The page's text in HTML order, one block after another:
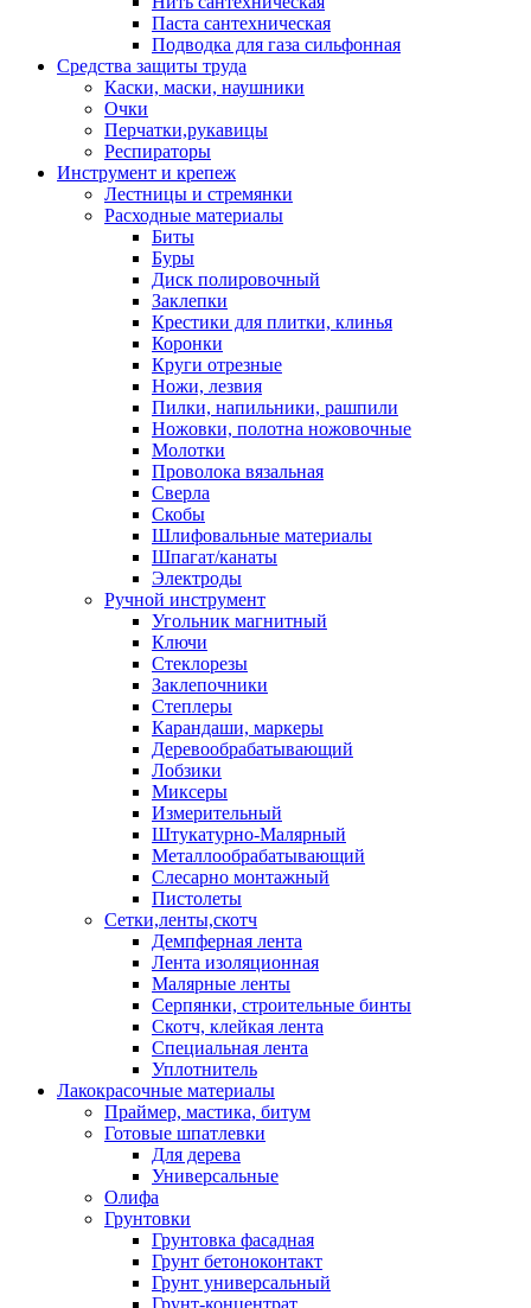
Паста сантехническая
Подводка для газа сильфонная
Средства защиты труда
Каски, маски, наушники
Очки
Перчатки,рукавицы
Респираторы
Инструмент и крепеж
Лестницы и стремянки
Расходные материалы
Биты
Буры
Диск полировочный
Заклепки
Крестики для плитки, клинья
Коронки
Круги отрезные
Ножи, лезвия
Пилки, напильники, рашпили
Ножовки, полотна ножовочные
Молотки
Проволока вязальная
Сверла
Скобы
Шлифовальные материалы
Шпагат/канаты
Электроды
Ручной инструмент
Угольник магнитный
Ключи
Стеклорезы
Заклепочники
Степлеры
Карандаши, маркеры
Деревообрабатывающий
Лобзики
Миксеры
Измерительный
Штукатурно-Малярный
Металлообрабатывающий
Слесарно монтажный
Пистолеты
Сетки,ленты,скотч
Демпферная лента
Лента изоляционная
Малярные ленты
Серпянки, строительные бинты
Скотч, клейкая лента
Специальная лента
Уплотнитель
Лакокрасочные материалы
Праймер, мастика, битум
Готовые шпатлевки
Для дерева
Универсальные
Олифа
Грунтовки
Грунтовка фасадная
Грунт бетоноконтакт
Грунт универсальный